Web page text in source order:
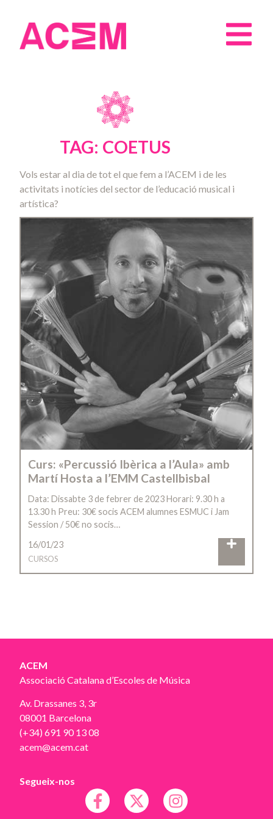
TAG: COETUS
Vols estar al dia de tot el que fem a l’ACEM i de les
activitats i notícies del sector de l’educació musical i
artística?
Curs: «Percussió Ibèrica a l’Aula» amb
Martí Hosta a l’EMM Castellbisbal
Data: Dissabte 3 de febrer de 2023 Horari: 9.30 h a
13.30 h Preu: 30€ socis ACEM alumnes ESMUC i Jam
Session / 50€ no socis…
16/01/23
CURSOS
ACEM
Associació Catalana d’Escoles de Música
Av. Drassanes 3, 3r
08001 Barcelona
(+34) 691 90 13 08
acem@acem.cat
Segueix-nos